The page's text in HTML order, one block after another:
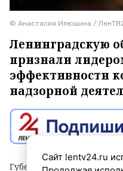
© Анастасия Илюшина /
Ленинградскую
признали
эффективности
надзорной
Губернатор Александр
Сайт lentv24.ru